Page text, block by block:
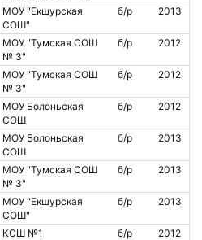
МОУ "Екшурская
СОШ"
б/р 2013
МОУ "Тумская СОШ
№ 3"
б/р 2012
МОУ "Тумская СОШ
№ 3"
б/р 2012
МОУ Болоньская
СОШ
б/р 2012
МОУ Болоньская
СОШ
б/р 2013
МОУ "Тумская СОШ
№ 3"
б/р 2013
МОУ "Екшурская
СОШ"
б/р 2013
КСШ №1 б/р 2012